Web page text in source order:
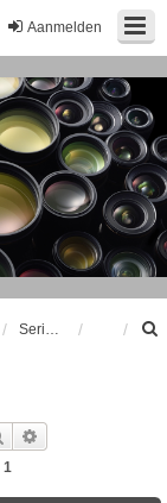
Aanmelden
Zoek
1